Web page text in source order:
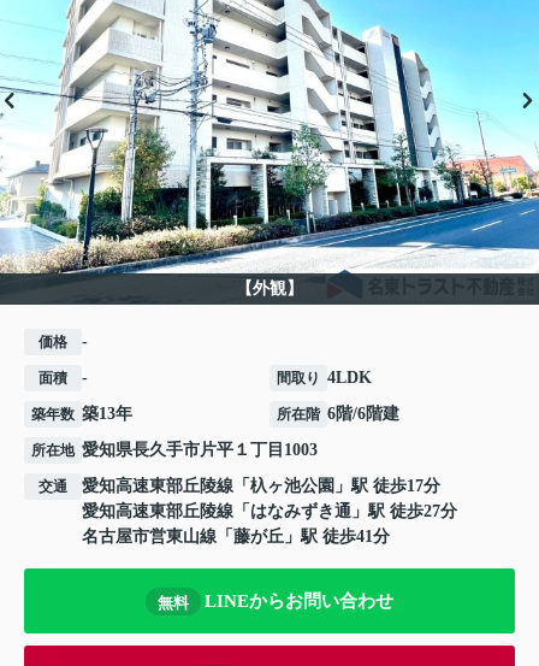
【外観】
価格 -
面積 - 間取り 4LDK
築年数 築13年 所在階 6階/6階建
所在地 愛知県長久手市片平 １丁目1003
交通 愛知高速東部丘陵線 「 杁ヶ池公園 」駅 徒歩17分
愛知高速東部丘陵線 「 はなみずき通 」駅 徒歩27分
名古屋市営東山線 「 藤が丘 」駅 徒歩41分
無料 LINEからお問い合わせ